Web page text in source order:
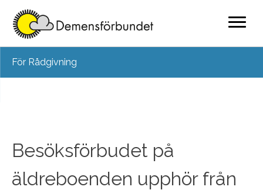
content
För Rådgivning
Besöksförbudet på
äldreboenden upphör från